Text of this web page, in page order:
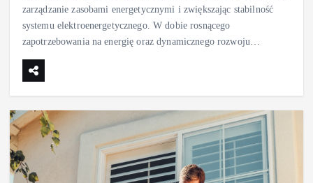
zarządzanie zasobami energetycznymi i zwiększając stabilność
systemu elektroenergetycznego. W dobie rosnącego
zapotrzebowania na energię oraz dynamicznego rozwoju…